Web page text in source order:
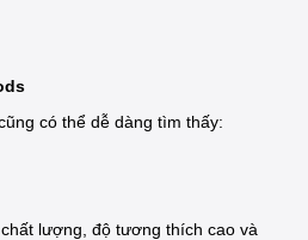
có thể dễ dàng tìm thấy:
lượng, độ tương thích cao và